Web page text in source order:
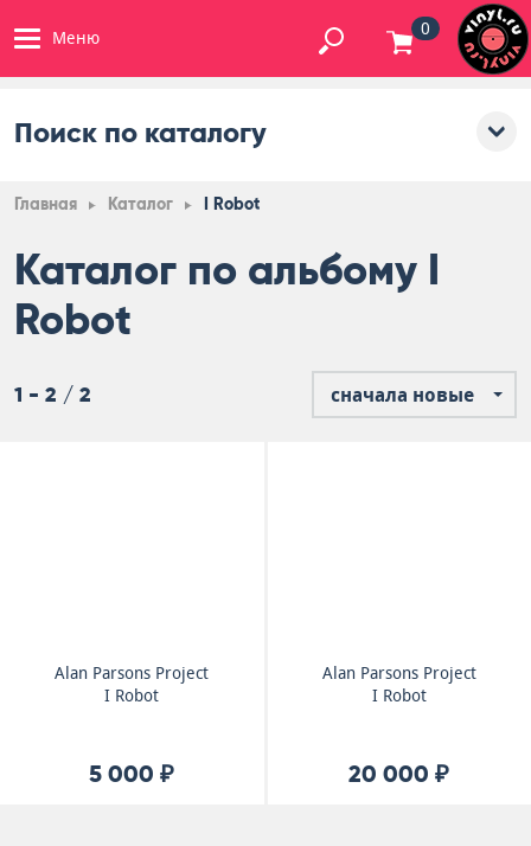
Меню 0
Поиск по каталогу
Главная Каталог I Robot
Каталог по альбому I
Robot
1 - 2 / 2 сначала новые
Alan Parsons Project
I Robot
5 000 ₽
Alan Parsons Project
I Robot
20 000 ₽